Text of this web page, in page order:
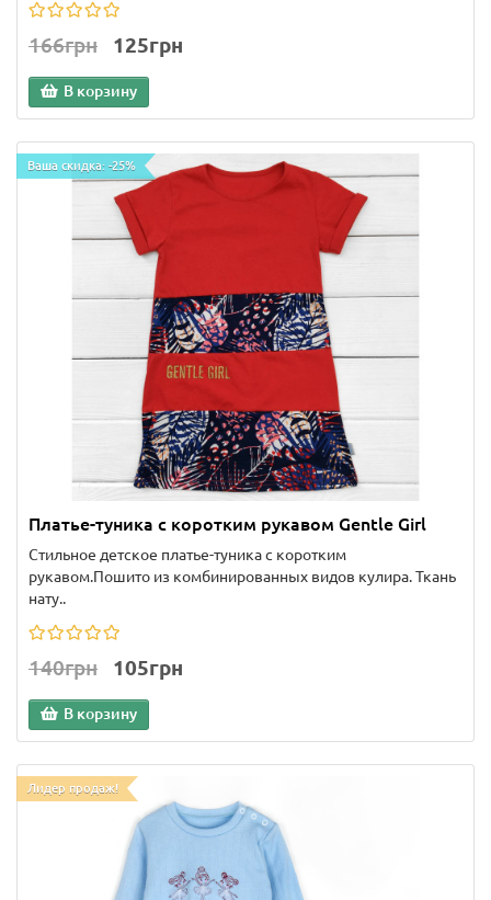
166грн 125грн
В корзину
Ваша скидка: -25%
Платье-туника с коротким рукавом Gentle Girl
Стильное детское платье-туника с коротким
рукавом.Пошито из комбинированных видов кулира. Ткань
нату..
140грн 105грн
В корзину
Лидер продаж!